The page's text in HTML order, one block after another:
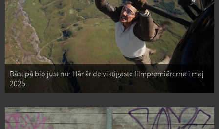
Bäst på bio just nu: Här är de viktigaste filmpremiärerna i maj
2025